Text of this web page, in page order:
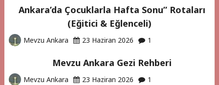
Ankara’da Çocuklarla Hafta Sonu” Rotaları
(Eğitici & Eğlenceli)
Mevzu Ankara 23 Haziran 2026 1
Mevzu Ankara Gezi Rehberi
Mevzu Ankara 23 Haziran 2026 1